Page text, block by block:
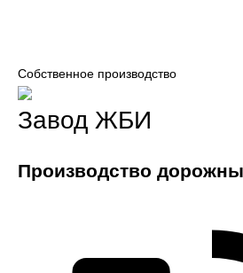
Собственное производство
Завод ЖБИ
Производство